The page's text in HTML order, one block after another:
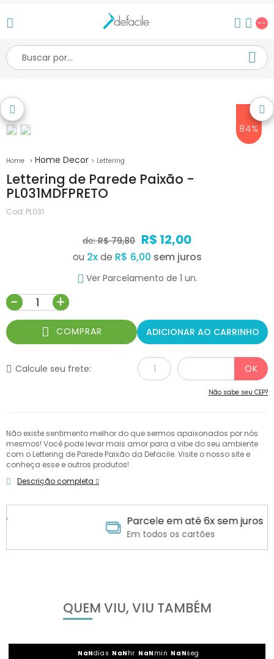
--
84%
Home Decor Lettering
Lettering de Parede Paixão -
PL031MDFPRETO
Cod: PL031
de:R$ 79,80 R$ 12,00
ou 2xde R$ 6,00
Ver Parcelamento de 1 un.
- +
COMPRAR ADICIONAR AO CARRINHO
Calcule seu frete:
Não sabe seu CEP?
Não existe sentimento melhor do que sermos apaixonados por nós
mesmos! Você pode levar mais amor para a vibe do seu ambiente
com o Lettering de Parede Paixão da Defacile. Visite o nosso site e
conheça esse e outros produtos!
Descrição completa
Parcele em até 6x sem juros
Em todos os cartões
QUEM VIU, VIU TAMBÉM
NaNdias NaN hr NaN min NaNseg